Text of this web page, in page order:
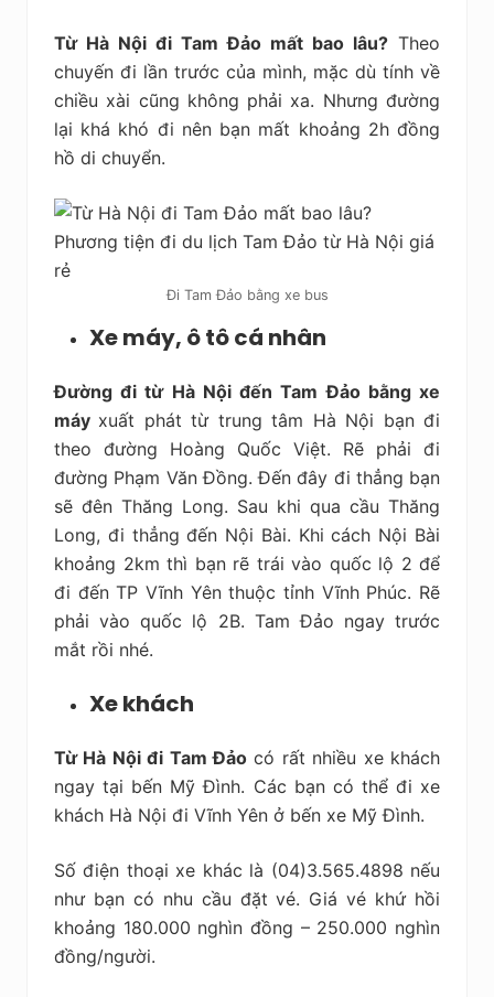
Từ Hà Nội đi Tam Đảo mất bao lâu? Theo
chuyến đi lần trước của mình, mặc dù tính về
chiều xài cũng không phải xa. Nhưng đường
lại khá khó đi nên bạn mất khoảng 2h đồng
hồ di chuyển.
Đi Tam Đảo bằng xe bus
Xe máy, ô tô cá nhân
Đường đi từ Hà Nội đến Tam Đảo bằng xe
máy xuất phát từ trung tâm Hà Nội bạn đi
theo đường Hoàng Quốc Việt. Rẽ phải đi
đường Phạm Văn Đồng. Đến đây đi thẳng bạn
sẽ đên Thăng Long. Sau khi qua cầu Thăng
Long, đi thẳng đến Nội Bài. Khi cách Nội Bài
khoảng 2km thì bạn rẽ trái vào quốc lộ 2 để
đi đến TP Vĩnh Yên thuộc tỉnh Vĩnh Phúc. Rẽ
phải vào quốc lộ 2B. Tam Đảo ngay trước
mắt rồi nhé.
Xe khách
Từ Hà Nội đi Tam Đảo có rất nhiều xe khách
ngay tại bến Mỹ Đình. Các bạn có thể đi xe
khách Hà Nội đi Vĩnh Yên ở bến xe Mỹ Đình.
Số điện thoại xe khác là (04)3.565.4898 nếu
như bạn có nhu cầu đặt vé. Giá vé khứ hồi
khoảng 180.000 nghìn đồng – 250.000 nghìn
đồng/người.